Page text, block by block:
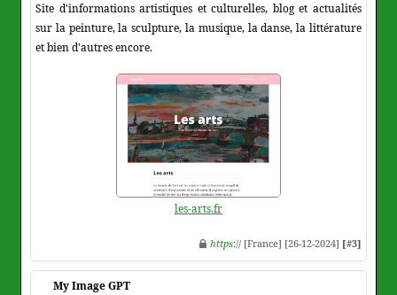
Site d'informations artistiques et culturelles, blog et actualités
sur la peinture, la sculpture, la musique, la danse, la littérature
et bien d'autres encore.
les-arts.fr
https:// [France] [26-12-2024] [#3]
My Image GPT